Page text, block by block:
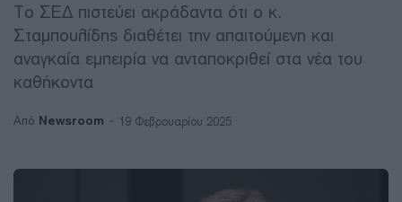
To ΣΕΔ πιστεύει ακράδαντα ότι ο κ.
Σταμπουλίδης διαθέτει την απαιτούμενη και
αναγκαία εμπειρία να ανταποκριθεί στα νέα του
καθήκοντα
Από Newsroom 19 Φεβρουαρίου 2025